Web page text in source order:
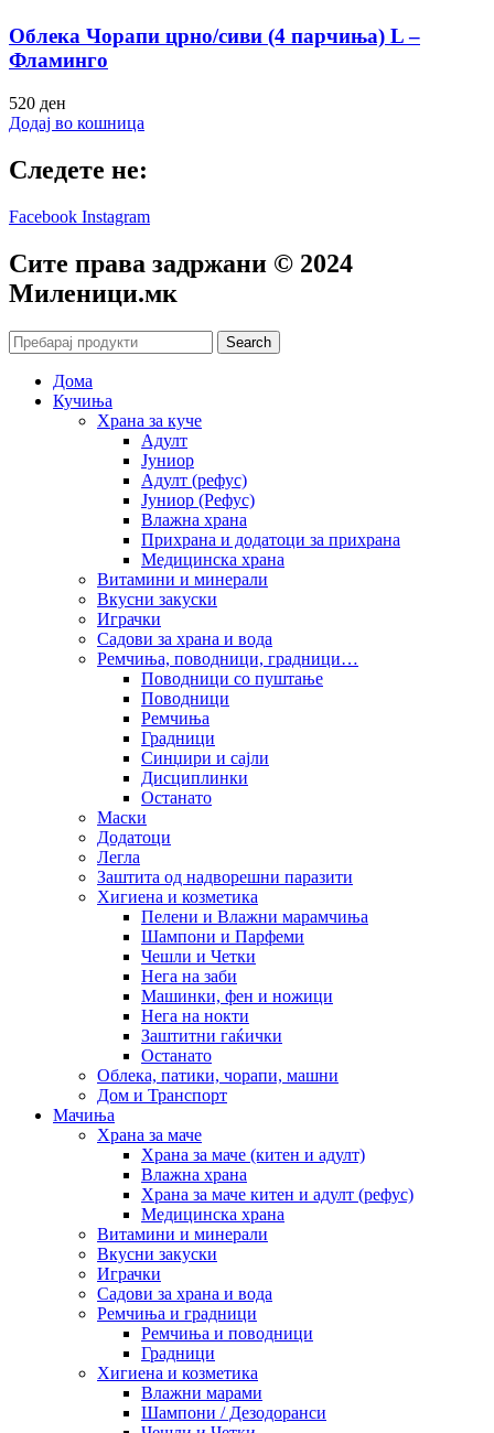
Облека Чорапи црно/сиви (4 парчиња) L –
Фламинго
520 ден
Додај во кошница
Следете не:
Facebook Instagram
Сите права задржани © 2024
Mиленици.мк
Search
Дома
Кучиња
Храна за куче
Адулт
Јуниор
Адулт (рефус)
Јуниор (Рефус)
Влажна храна
Прихрана и додатоци за прихрана
Медицинска храна
Витамини и минерали
Вкусни закуски
Играчки
Садови за храна и вода
Ремчиња, поводници, градници…
Поводници со пуштање
Поводници
Ремчиња
Градници
Синџири и сајли
Дисциплинки
Останато
Маски
Додатоци
Легла
Заштита од надворешни паразити
Хигиена и козметика
Пелени и Влажни марамчиња
Шампони и Парфеми
Чешли и Четки
Нега на заби
Машинки, фен и ножици
Нега на нокти
Заштитни гаќички
Останато
Облека, патики, чорапи, машни
Дом и Транспорт
Мачиња
Храна за маче
Храна за маче (китен и адулт)
Влажна храна
Храна за маче китен и адулт (рефус)
Медицинска храна
Витамини и минерали
Вкусни закуски
Играчки
Садови за храна и вода
Ремчиња и градници
Ремчиња и поводници
Градници
Хигиена и козметика
Влажни марами
Шампони / Дезодоранси